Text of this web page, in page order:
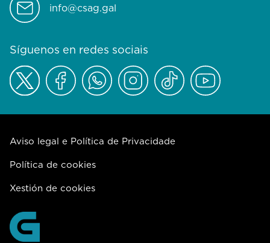
info@csag.gal
Síguenos en redes sociais
Aviso legal e Política de Privacidade
Política de cookies
Xestión de cookies